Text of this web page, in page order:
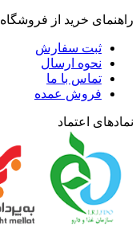
راهنمای خرید از فروشگاه
ثبت سفارش
نحوه ارسال
تماس با ما
فروش عمده
نمادهای اعتماد